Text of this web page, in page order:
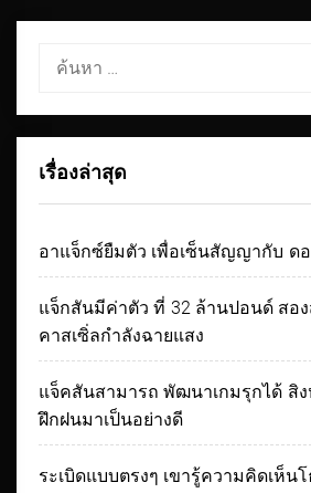
ค้นหา
เรื่องล่าสุด
อาแจ็กซ์ยืมตัว เพื่อเซ็นสัญญากับ ด
แจ็กสันมีค่าตัว ที่ 32 ล้านปอนด์ สอ
คาสเซิ่ลกำลังฉายแสง
แจ็คสันสามารถ พัฒนาเกมรุกได้ สิ
ฝึกฝนมาเป็นอย่างดี
ระเบิดแบบตรงๆ เขารู้ความคิดเห็น